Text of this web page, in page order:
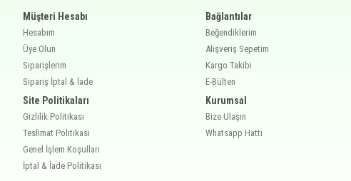
Müşteri Hesabı
Hesabım
Üye Olun
Siparişlerim
Sipariş İptal & İade
Site Politikaları
Gizlilik Politikası
Teslimat Politikası
Genel İşlem Koşulları
İptal & İade Politikası
Bağlantılar
Beğendiklerim
Alışveriş Sepetim
Kargo Takibi
E-Bülten
Kurumsal
Bize Ulaşın
Whatsapp Hattı